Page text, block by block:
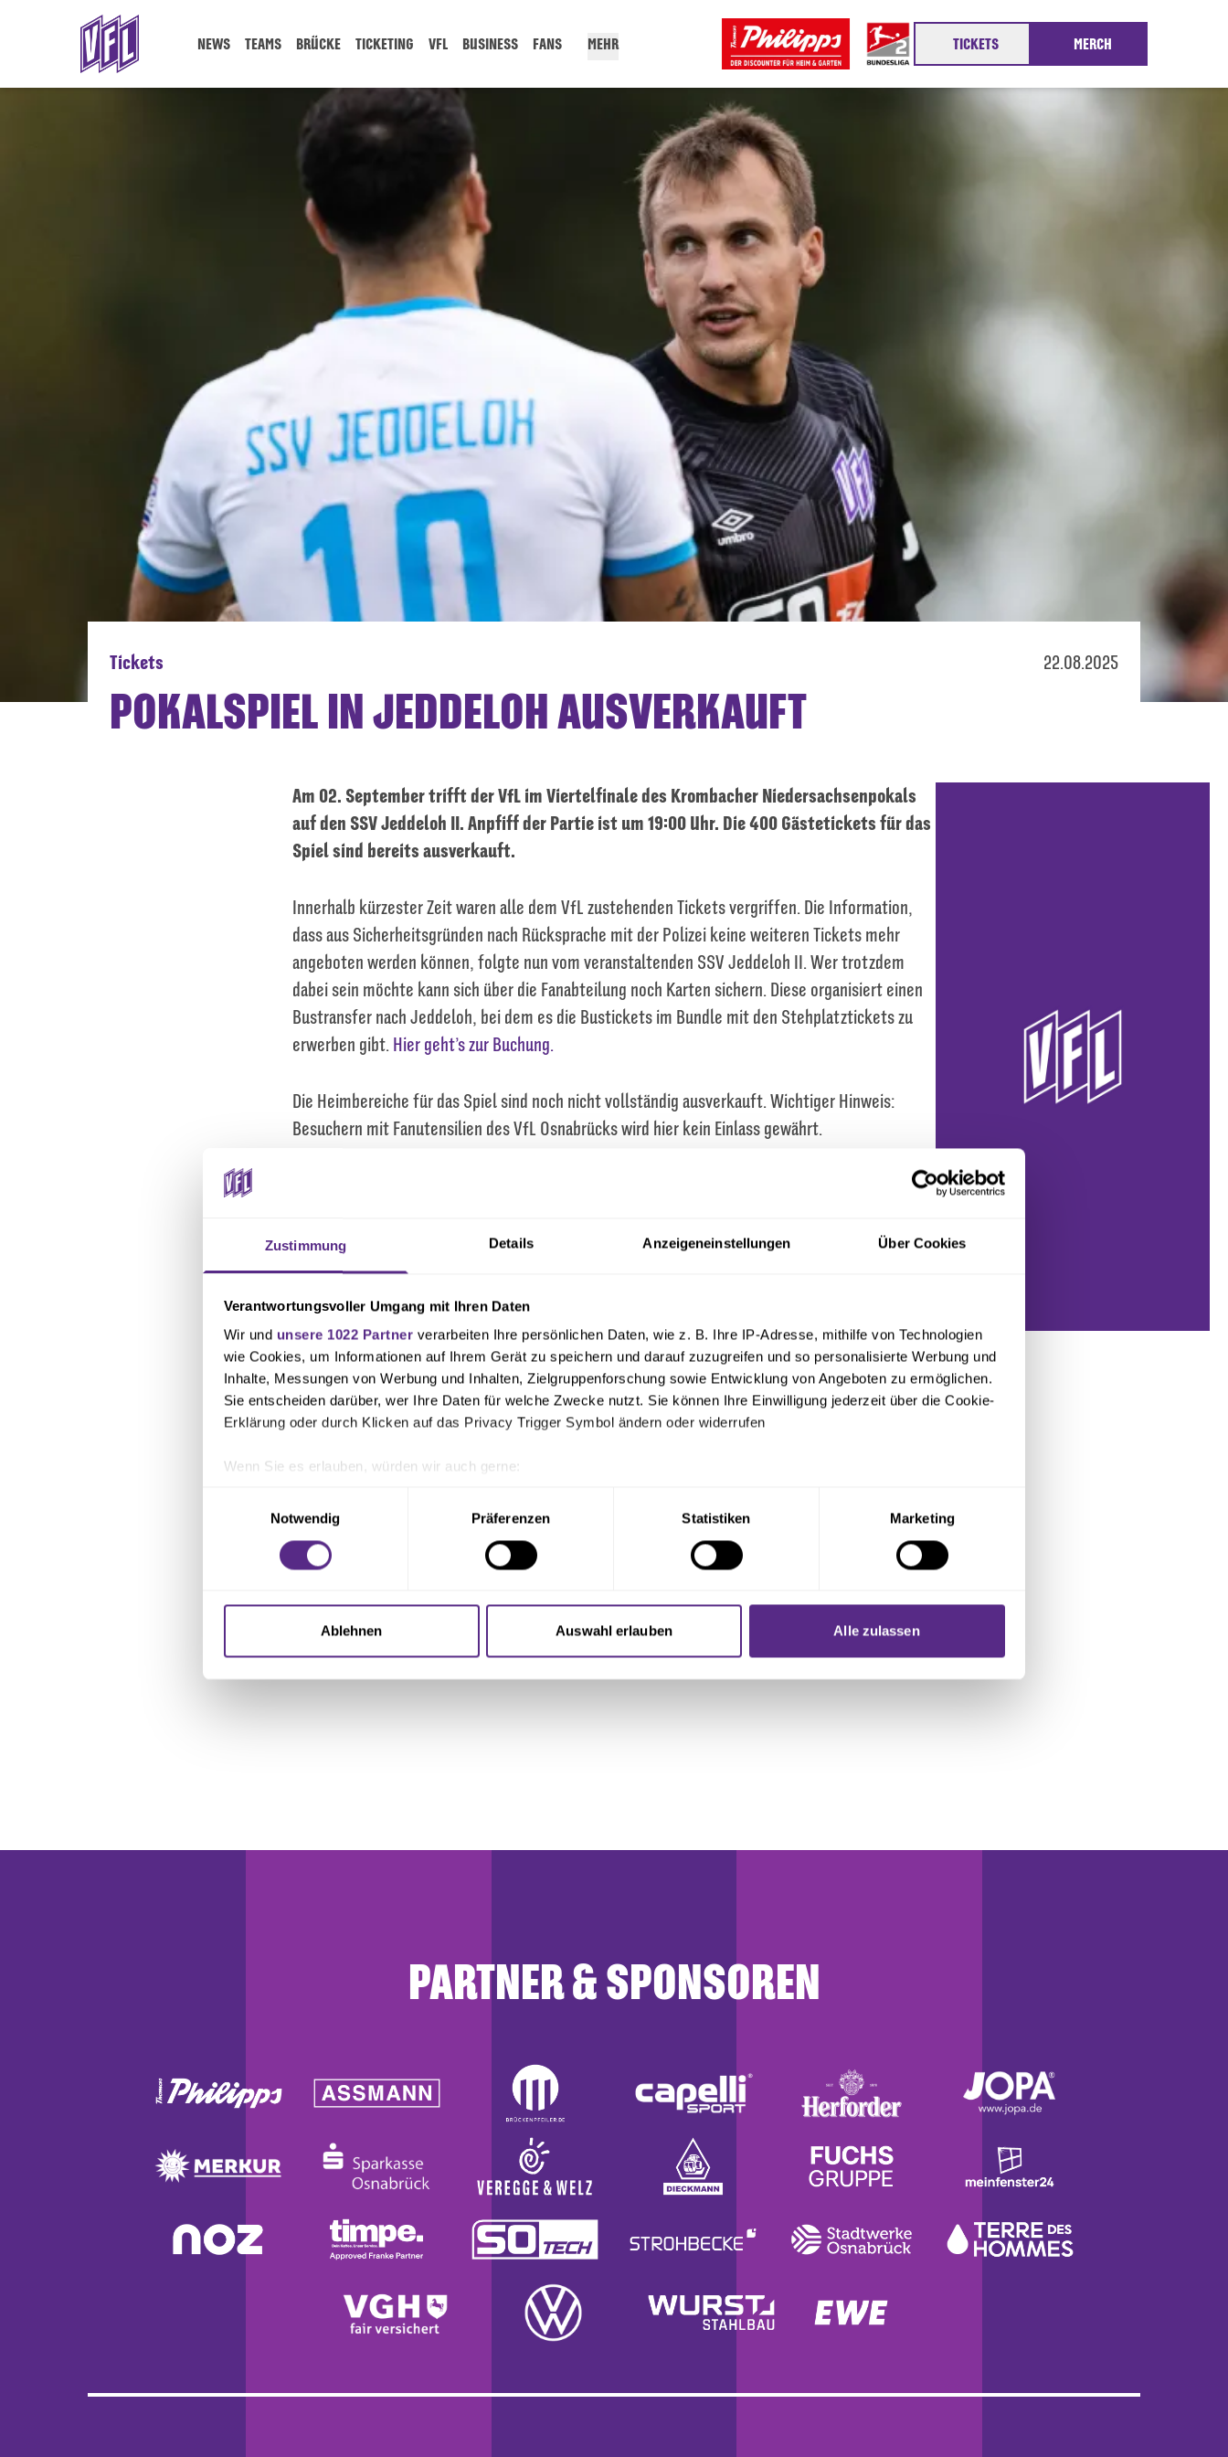
Zustimmung Details Anzeigeneinstellungen Über Cookies
Verantwortungsvoller Umgang mit Ihren Daten
Wir und unsere 1022 Partner verarbeiten Ihre persönlichen Daten, wie z. B. Ihre IP-Adresse, mithilfe von Technologien
wie Cookies, um Informationen auf Ihrem Gerät zu speichern und darauf zuzugreifen und so personalisierte Werbung und
Inhalte, Messungen von Werbung und Inhalten, Zielgruppenforschung sowie Entwicklung von Angeboten zu ermöglichen.
Sie entscheiden darüber, wer Ihre Daten für welche Zwecke nutzt. Sie können Ihre Einwilligung jederzeit über die Cookie-
Erklärung oder durch Klicken auf das Privacy Trigger Symbol ändern oder widerrufen
Wenn Sie es erlauben, würden wir auch gerne:
Ihr Gerät durch aktives Scannen nach bestimmten Merkmalen (Fingerprinting) identifizieren
Erfahren Sie mehr darüber, wie Ihre persönlichen Daten verarbeitet werden, und legen Sie Ihre Präferenzen imAbschnitt
Einzelheitenfest.
Wir verwenden Cookies, um Inhalte und Anzeigen zu personalisieren, Funktionen für soziale Medien anbieten zu können
und die Zugriffe auf unsere Website zu analysieren. Außerdem geben wir Informationen zu Ihrer Verwendung unserer
Notwendig
Präferenzen Statistiken Marketing
Ablehnen Auswahl erlauben Alle zulassen
NEWS TEAMS BRÜCKE TICKETING VFL BUSINESS FANS MEHR TICKETS MERCH
Tickets 22.08.2025
POKALSPIEL IN JEDDELOH AUSVERKAUFT
Am 02. September trifft der VfL im Viertelfinale des Krombacher Niedersachsenpokals
auf den SSV Jeddeloh II. Anpfiff der Partie ist um 19:00 Uhr. Die 400 Gästetickets für das
Spiel sind bereits ausverkauft.
Innerhalb kürzester Zeit waren alle dem VfL zustehenden Tickets vergriffen. Die Information,
dass aus Sicherheitsgründen nach Rücksprache mit der Polizei keine weiteren Tickets mehr
angeboten werden können, folgte nun vom veranstaltenden SSV Jeddeloh II. Wer trotzdem
dabei sein möchte kann sich über die Fanabteilung noch Karten sichern. Diese organisiert einen
Bustransfer nach Jeddeloh, bei dem es die Bustickets im Bundle mit den Stehplatztickets zu
erwerben gibt. Hier geht’s zur Buchung.
Die Heimbereiche für das Spiel sind noch nicht vollständig ausverkauft. Wichtiger Hinweis:
Besuchern mit Fanutensilien des VfL Osnabrücks wird hier kein Einlass gewährt.
Foto: osnapix
PARTNER & SPONSOREN